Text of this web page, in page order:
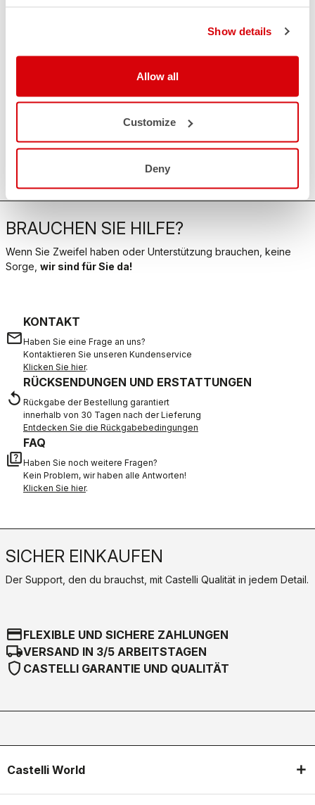
Show details
Allow all
Customize
Deny
BRAUCHEN SIE HILFE?
Wenn Sie Zweifel haben oder Unterstützung brauchen, keine
Sorge, wir sind für Sie da!
email
KONTAKT
Haben Sie eine Frage an uns?
Kontaktieren Sie unseren Kundenservice
Klicken Sie hier.
replay
RÜCKSENDUNGEN UND ERSTATTUNGEN
Rückgabe der Bestellung garantiert
innerhalb von 30 Tagen nach der Lieferung
Entdecken Sie die Rückgabebedingungen
quiz
FAQ
Haben Sie noch weitere Fragen?
Kein Problem, wir haben alle Antworten!
Klicken Sie hier.
SICHER EINKAUFEN
Der Support, den du brauchst, mit Castelli Qualität in jedem Detail.
credit_cardFLEXIBLE UND SICHERE ZAHLUNGEN
local_shippingVERSAND IN 3/5 ARBEITSTAGEN
shield CASTELLI GARANTIE UND QUALITÄT
Castelli World